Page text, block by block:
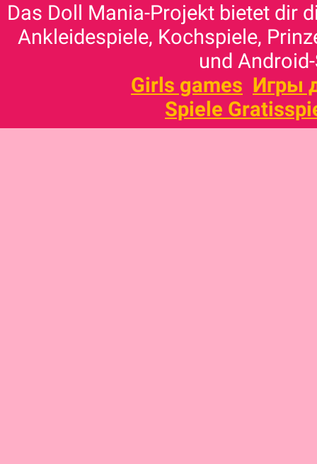
Das Doll Mania-Projekt bietet dir
Ankleidespiele, Kochspiele,
und
Girls games Игры
Spiele